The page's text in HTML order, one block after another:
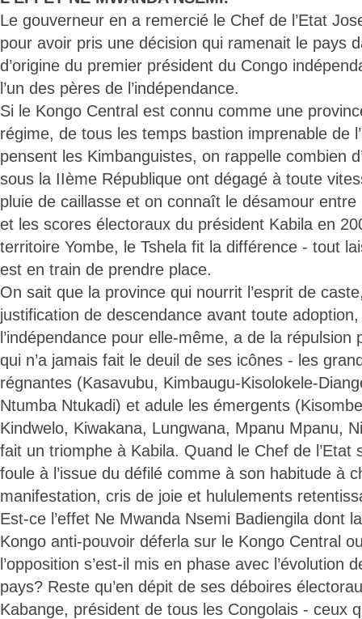
Le gouverneur en a remercié le Chef de l’Etat
pour avoir pris une décision qui ramenait le pays
d’origine du premier président du Congo
l’un des pères de l’indépendance.
Si le Kongo Central est connu comme une
régime, de tous les temps bastion imprenable de
pensent les Kimbanguistes, on rappelle combien
sous la IIème République ont dégagé à toute
pluie de caillasse et on connaît le désamour
et les scores électoraux du président Kabila en
territoire Yombe, le Tshela fit la différence - tout
est en train de prendre place.
On sait que la province qui nourrit l’esprit de
justification de descendance avant toute
l’indépendance pour elle-même, a de la répulsion
qui n’a jamais fait le deuil de ses icônes - les
régnantes (Kasavubu, Kimbaugu-Kisolokele-
Ntumba Ntukadi) et adule les émergents
Kindwelo, Kiwakana, Lungwana, Mpanu Mpanu,
fait un triomphe à Kabila. Quand le Chef de l’Etat
foule à l’issue du défilé comme à son habitude à
manifestation, cris de joie et hululements
Est-ce l’effet Ne Mwanda Nsemi Badiengila dont
Kongo anti-pouvoir déferla sur le Kongo Central
l’opposition s’est-il mis en phase avec l’évolution
pays? Reste qu’en dépit de ses déboires
Kabange, président de tous les Congolais - ceux